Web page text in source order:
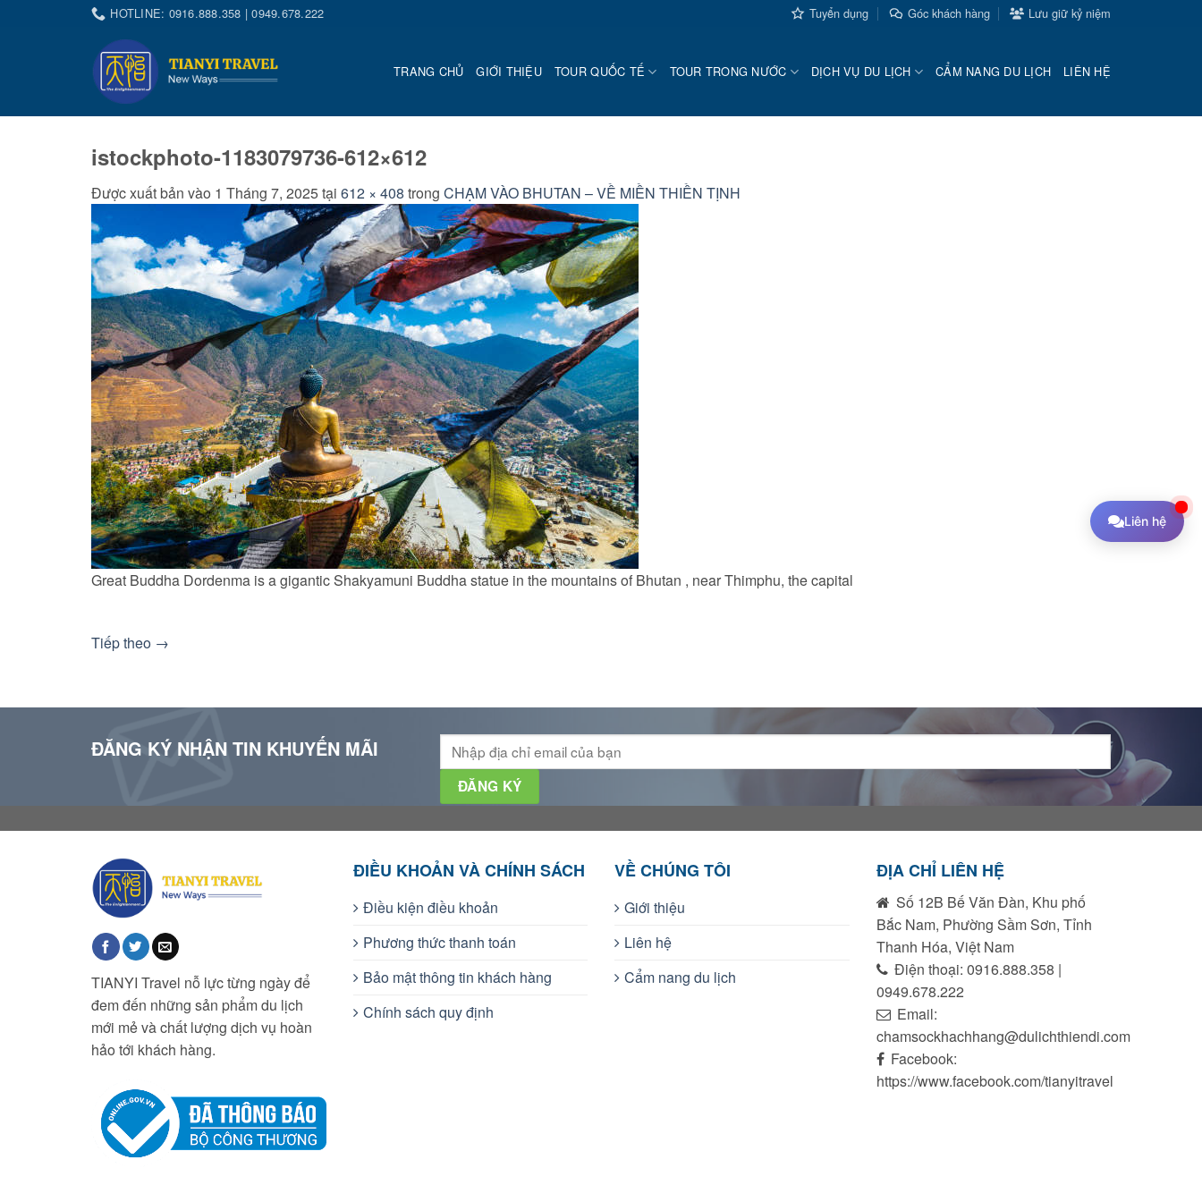
HOTLINE: 0916.888.358 | 0949.678.222 Tuyển dụng Góc khách hàng Lưu giữ kỷ niệm
TRANG CHỦ GIỚI THIỆU TOUR QUỐC TẾ TOUR TRONG NƯỚC DỊCH VỤ DU LỊCH CẨM NANG DU LỊCH LIÊN HỆ
istockphoto-1183079736-612×612
Được xuất bản vào 1 Tháng 7, 2025tại 612 × 408 trong CHẠM VÀO BHUTAN – VỀ MIỀN THIỀN TỊNH
Great Buddha Dordenma is a gigantic Shakyamuni Buddha statue in the mountains of Bhutan , near Thimphu, the capital
Tiếp theo →
ĐĂNG KÝ NHẬN TIN KHUYẾN MÃI
TIANYI Travel nỗ lực từng ngày để
đem đến những sản phẩm du lịch
mới mẻ và chất lượng dịch vụ hoàn
hảo tới khách hàng.
ĐIỀU KHOẢN VÀ CHÍNH SÁCH
Điều kiện điều khoản
Phương thức thanh toán
Bảo mật thông tin khách hàng
Chính sách quy định
VỀ CHÚNG TÔI
Giới thiệu
Liên hệ
Cẩm nang du lịch
ĐỊA CHỈ LIÊN HỆ
Số 12B Bế Văn Đàn, Khu phố
Bắc Nam, Phường Sầm Sơn, Tỉnh
Thanh Hóa, Việt Nam
Điện thoại: 0916.888.358 |
0949.678.222
Email:
chamsockhachhang@dulichthiendi.com
Facebook:
https://www.facebook.com/tianyitravel
Liên hệ